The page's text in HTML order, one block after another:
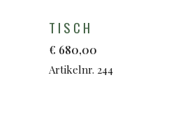
TISCH
€ 680,00
Artikelnr. 244